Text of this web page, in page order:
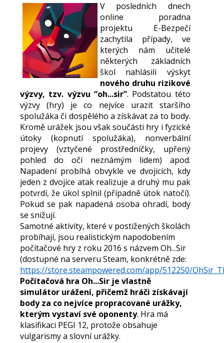
V posledních dnech
online poradna
projektu E-Bezpečí
zachytila případy, ve
kterých nám učitelé
některých základních
škol nahlásili výskyt
nového druhu rizikové
výzvy, tzv. výzvu “oh...sir”. Podstatou této
výzvy (hry) je co nejvíce urazit staršího
spolužáka či dospělého a získávat za to body.
Kromě urážek jsou však součásti hry i fyzické
útoky (kopnutí spolužáka), nonverbální
projevy (vztyčené prostředníčky, upřený
pohled do očí neznámým lidem) apod.
Napadení probíhá obvykle ve dvojicích, kdy
jeden z dvojice atak realizuje a druhý mu pak
potvrdí, že úkol splnil (případně útok natočí).
Pokud se pak napadená osoba ohradí, body
se snižují.
Samotné aktivity, které v postižených školách
probíhají, jsou realistickým napodobením
počítačové hry z roku 2016 s názvem Oh...Sir
(dostupné na serveru Steam, konkrétně zde:
https://store.steampowered.com/app/512250/
Počítačová hra Oh...Sir je vlastně
simulátor urážení, přičemž hráči získávají
body za co nejvíce propracované urážky,
kterým vystaví své oponenty. Hra má
klasifikaci PEGI 12, protože obsahuje
vulgarismy a slovní urážky.